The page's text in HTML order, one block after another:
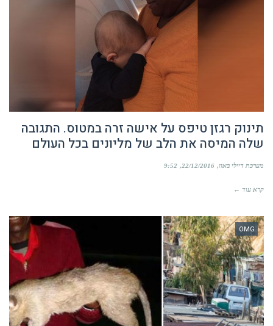
תינוק רגזן טיפס על אישה זרה במטוס. התגובה
שלה המיסה את הלב של מליונים בכל העולם
מערכת דיילי באזז 22/12/2016
9:52
קרא עוד ←
OMG